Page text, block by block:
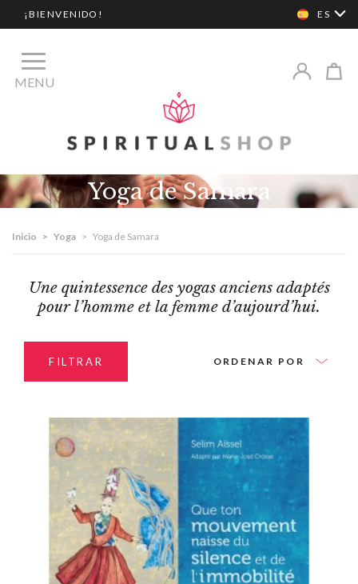
¡BIENVENIDO! ES
MENU
Yoga de Samara
Inicio > Yoga > Yoga de Samara
Une quintessence des yogas anciens adaptés
pour l’homme et la femme d’aujourd’hui.
FILTRAR ORDENAR POR